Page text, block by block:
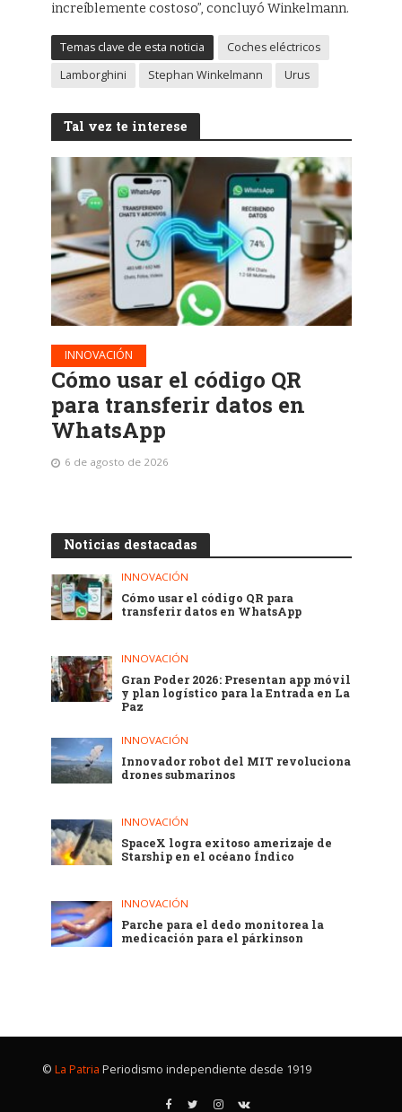
increíblemente costoso”, concluyó Winkelmann.
Temas clave de esta noticia
Coches eléctricos
Lamborghini
Stephan Winkelmann Urus
Tal vez te interese
INNOVACIÓN
Cómo usar el código QR
para transferir datos en
WhatsApp
6 de agosto de 2026
Noticias destacadas
INNOVACIÓN
Cómo usar el código QR para
transferir datos en WhatsApp
INNOVACIÓN
Gran Poder 2026: Presentan app móvil
y plan logístico para la Entrada en La
Paz
INNOVACIÓN
Innovador robot del MIT revoluciona
drones submarinos
INNOVACIÓN
SpaceX logra exitoso amerizaje de
Starship en el océano Índico
INNOVACIÓN
Parche para el dedo monitorea la
medicación para el párkinson
© La Patria Periodismo independiente desde 1919